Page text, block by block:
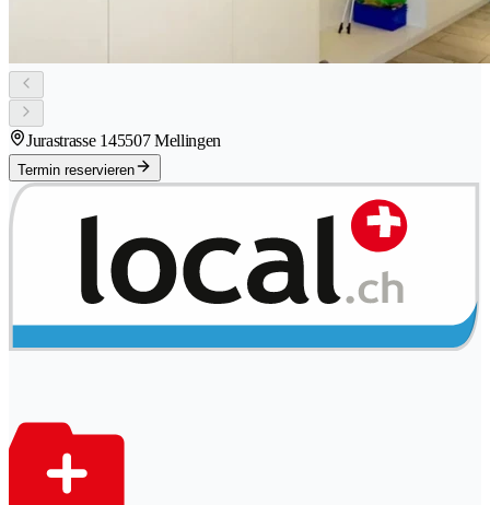
Jurastrasse 145507 Mellingen
Termin reservieren